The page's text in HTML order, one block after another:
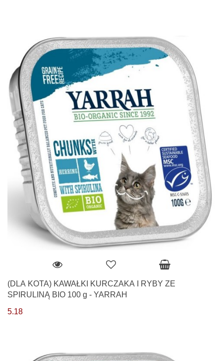
(DLA KOTA) KAWAŁKI KURCZAKA I RYBY ZE
SPIRULINĄ BIO 100 g - YARRAH
5.18